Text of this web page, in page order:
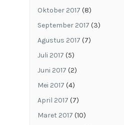
Oktober 2017 (8)
September 2017 (3)
Agustus 2017 (7)
Juli 2017 (5)
Juni 2017 (2)
Mei 2017 (4)
April 2017 (7)
Maret 2017 (10)